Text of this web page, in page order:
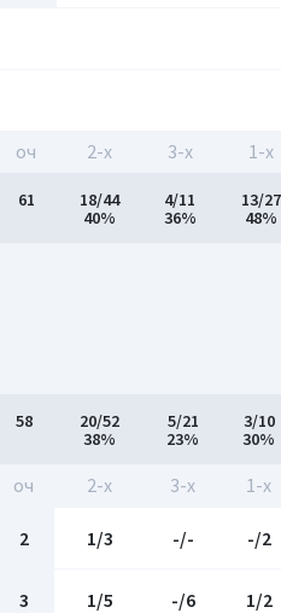
оч 2-x 3-x 1-x
61
18/44
40%
4/11
36%
13/27
48%
58
20/52
38%
5/21
23%
3/10
30%
оч 2-x 3-x 1-x
2 1/3 -/- -/2
3 1/5 -/6 1/2